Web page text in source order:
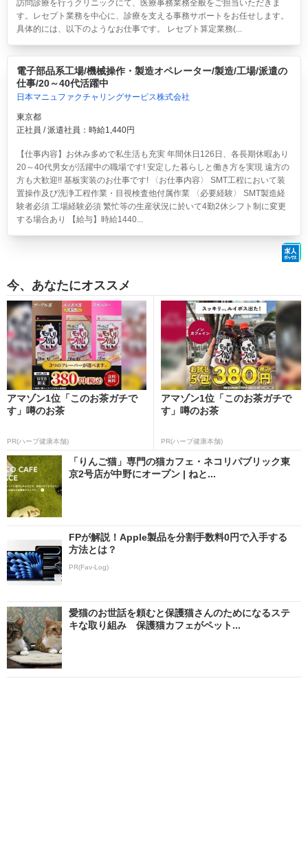
訪問診療を行うクリニックにて、医療事務業務全般をご担当いただきま
す。レセプト業務を中心に、診療を支える事務サポートをお任せします。
具体的には、以下のようなお仕事です。 レセプト算定業務(...
電子部品系工場/機械操作・製造オペレーター/製造/工場/派遣の
仕事/20～40代活躍中
日本マニュファクチャリングサービス株式会社
東京都
正社員 / 派遣社員：時給1,440円
【仕事内容】お休み多めで私生活も充実 年間休日126日、各長期休暇あり
20～40代男女が活躍中の職場です! 安定した暮らしと働き方を実現 遠方の
方も大歓迎!! 基板実装のお仕事です! 〈お仕事内容〉 SMT工程において装
置操作及び洗浄工程作業・目視検査他付属作業 〈必要経験〉 SMT製造経
験者必須 工場経験必須 繁忙等の生産状況に於いて4勤2休シフト制に変更
する場合あり 【給与】時給1440...
今、あなたにオススメ
アマゾン1位「このお茶ガチで
す」噂のお茶
PR(ハーブ健康本舗)
アマゾン1位「このお茶ガチで
す」噂のお茶
PR(ハーブ健康本舗)
「りんご猫」専門の猫カフェ・ネコリパブリック東
京2号店が中野にオープン | ねと...
FPが解説！Apple製品を分割手数料0円で入手する
方法とは？
PR(Fav-Log)
愛猫のお世話を頼むと保護猫さんのためになるステ
キな取り組み 保護猫カフェがペット...